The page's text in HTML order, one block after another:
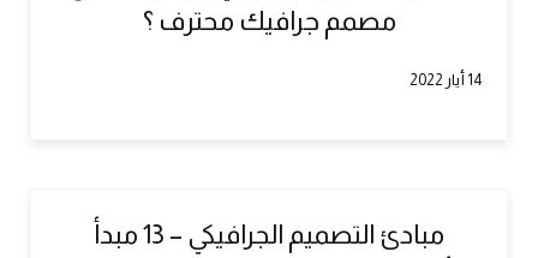
مصمم جرافيك محترف ؟
14 أيار 2022
مبادئ التصميم الجرافيكي – 13 مبدأ